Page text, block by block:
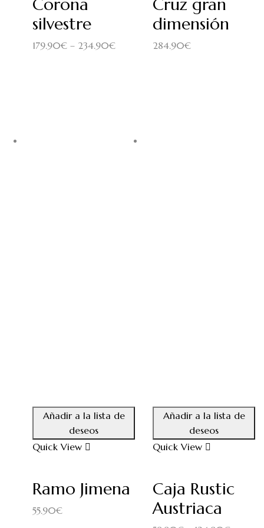
Corona
silvestre
179.90€ – 234.90€
Cruz gran
dimensión
284.90€
Añadir a la lista de
deseos
Quick View
Ramo Jimena
55.90€
Añadir a la lista de
deseos
Quick View
Caja Rustic
Austriaca